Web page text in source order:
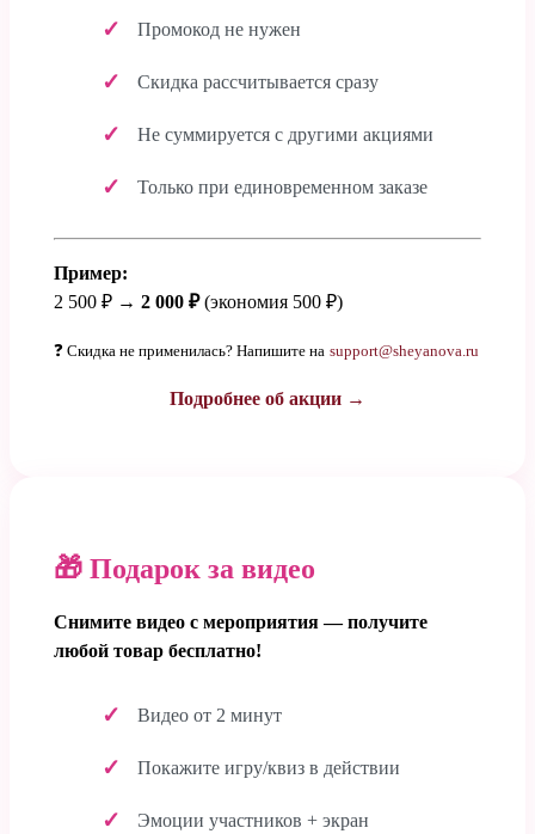
Промокод не нужен
Скидка рассчитывается сразу
Не суммируется с другими акциями
Только при единовременном заказе
Пример:
2 500 ₽ → 2 000 ₽(экономия 500 ₽)
❓ Скидка не применилась? Напишите на support@sheyanova.ru
Подробнее об акции →
🎁 Подарок за видео
Снимите видео с мероприятия — получите
любой товар бесплатно!
Видео от 2 минут
Покажите игру/квиз в действии
Эмоции участников + экран